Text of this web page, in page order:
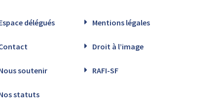
délégués Mentions légales
Droit à l’image
soutenir RAFI-SF
statuts